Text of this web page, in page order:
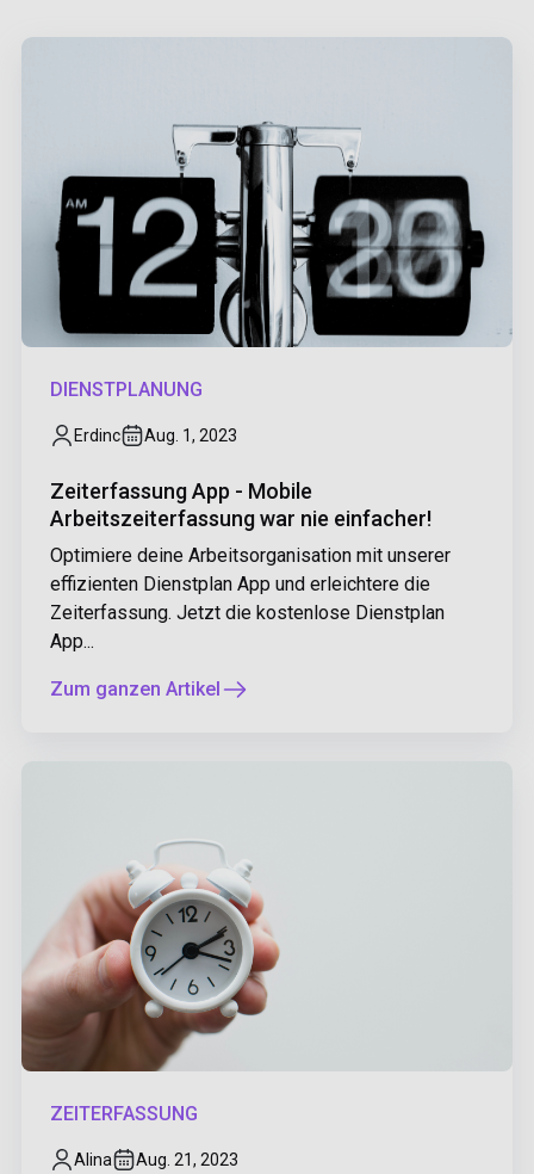
DIENSTPLANUNG
Erdinc Aug. 1, 2023
Zeiterfassung App - Mobile
Arbeitszeiterfassung war nie einfacher!
Optimiere deine Arbeitsorganisation mit unserer
effizienten Dienstplan App und erleichtere die
Zeiterfassung. Jetzt die kostenlose Dienstplan
App...
Zum ganzen Artikel
ZEITERFASSUNG
Alina Aug. 21, 2023